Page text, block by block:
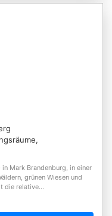
Mark Brandenburg, in einer
grünen Wiesen und
die relative...